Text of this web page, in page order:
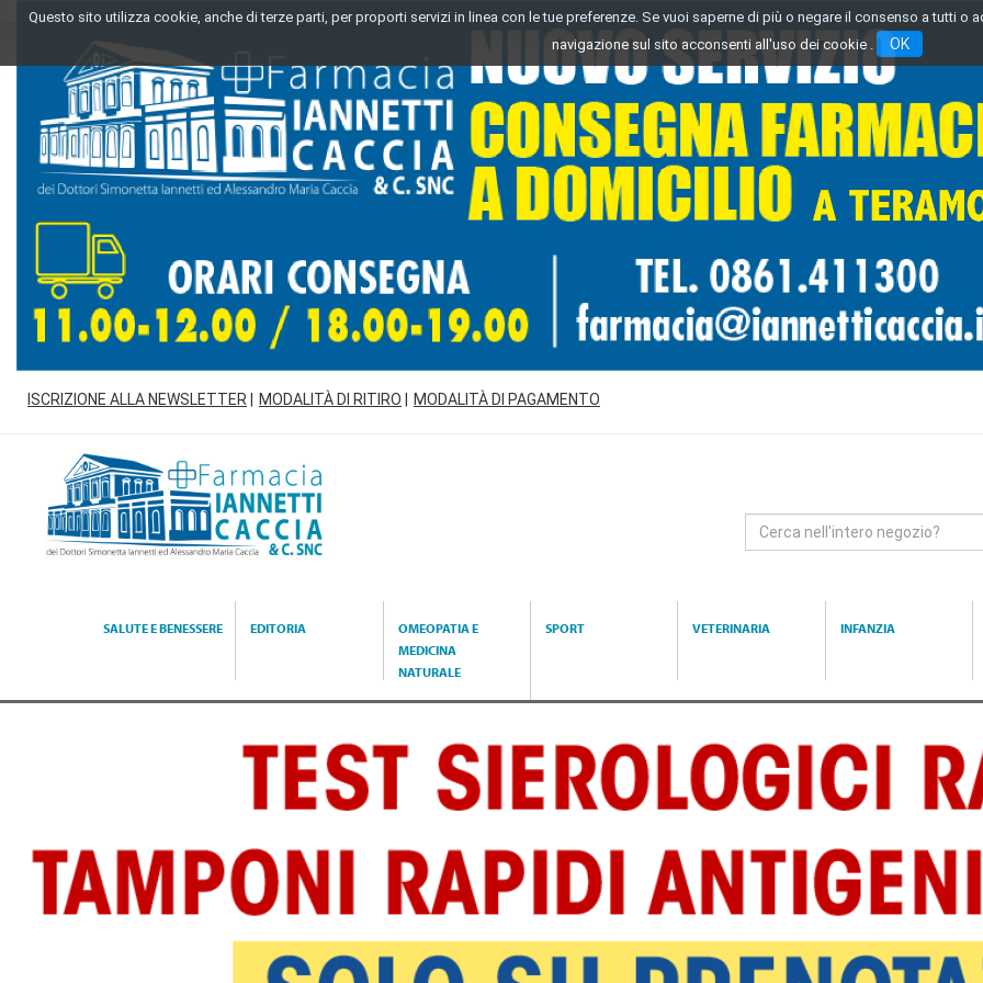
Passa
principale
Questo sito utilizza cookie, anche di terze parti, per proporti servizi in linea con le tue preferenze. Se vuoi saperne di più o negare il consenso a tutti o
navigazione sul sito acconsenti all'uso dei cookie .
OK
ISCRIZIONE ALLA NEWSLETTER MODALITÀ DI RITIRO MODALITÀ DI PAGAMENTO
Farmacia
Iannetti
Cerca
SALUTE E BENESSERE EDITORIA
OMEOPATIA E
MEDICINA
NATURALE
SPORT VETERINARIA INFANZIA